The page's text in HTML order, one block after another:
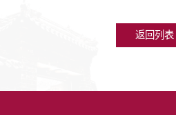
返回列表